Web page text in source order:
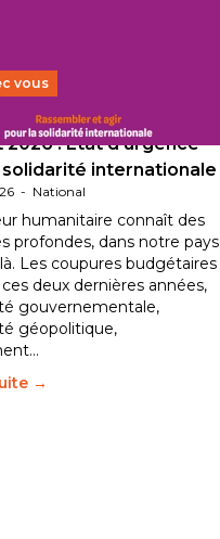
vous
: État d’urgence
solidarité internationale
- National
humanitaire connaît des
profondes, dans notre pays
Les coupures budgétaires
deux dernières années,
gouvernementale,
géopolitique,
→